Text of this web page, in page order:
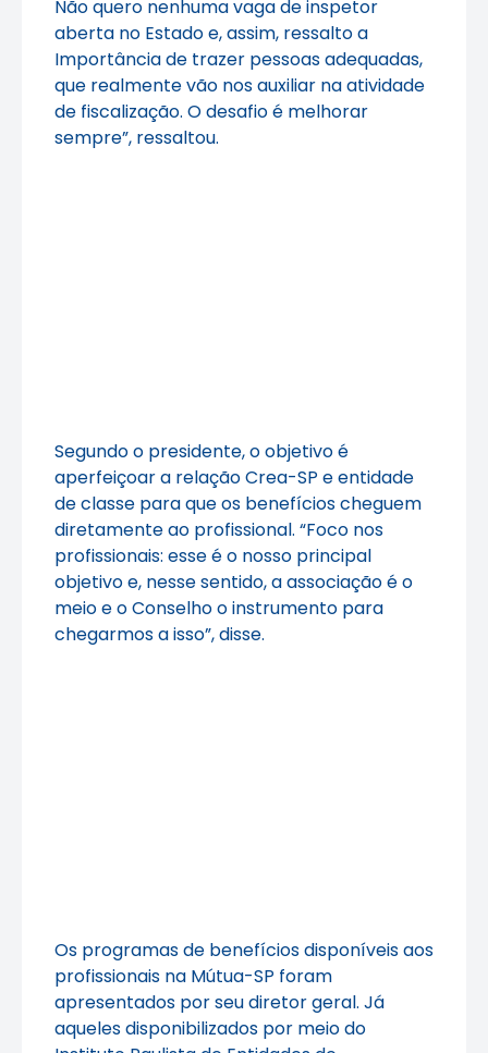
Não quero nenhuma vaga de inspetor
aberta no Estado e, assim, ressalto a
Importância de trazer pessoas adequadas,
que realmente vão nos auxiliar na atividade
de fiscalização. O desafio é melhorar
sempre”, ressaltou.
Segundo o presidente, o objetivo é
aperfeiçoar a relação Crea-SP e entidade
de classe para que os benefícios cheguem
diretamente ao profissional. “Foco nos
profissionais: esse é o nosso principal
objetivo e, nesse sentido, a associação é o
meio e o Conselho o instrumento para
chegarmos a isso”, disse.
Os programas de benefícios disponíveis aos
profissionais na Mútua-SP foram
apresentados por seu diretor geral. Já
aqueles disponibilizados por meio do